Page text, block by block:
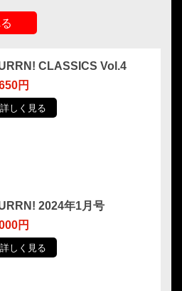
CLASSICS Vol.4
円
詳しく見る
2024年1月号
円
詳しく見る